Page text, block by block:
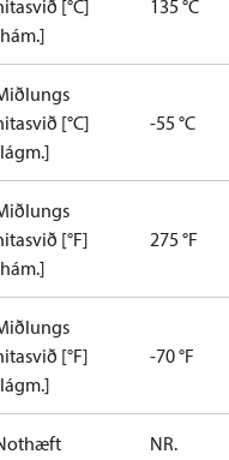
[°C]
135 °C
[°C]
-55 °C
[°F]
275 °F
[°F]
-70 °F
NR.